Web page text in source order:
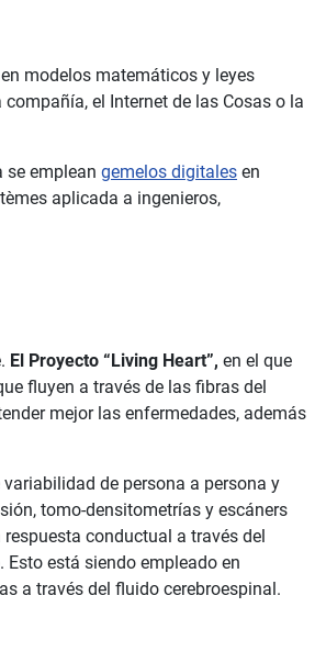
modelos matemáticos y leyes
el Internet de las Cosas o la
se emplean gemelos digitales en
aplicada a ingenieros,
El Proyecto “Living Heart”, en el que
fluyen a través de las fibras del
mejor las enfermedades, además
de persona a persona y
tomo-densitometrías y escáners
conductual a través del
está siendo empleado en
a través del fluido cerebroespinal.